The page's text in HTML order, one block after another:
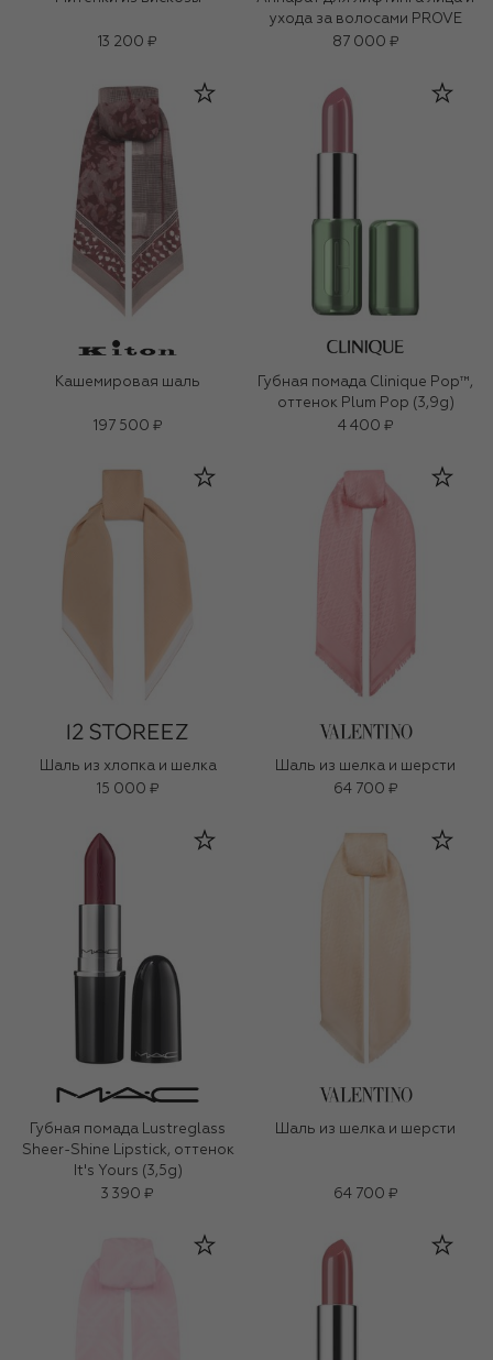
13 200 ₽
ухода за волосами PROVE
87 000 ₽
Кашемировая шаль
197 500 ₽
Губная помада Clinique Pop™,
оттенок Plum Pop (3,9g)
4 400 ₽
Шаль из хлопка и шелка
15 000 ₽
Шаль из шелка и шерсти
64 700 ₽
Губная помада Lustreglass
Sheer-Shine Lipstick, оттенок
It's Yours (3,5g)
3 390 ₽
Шаль из шелка и шерсти
64 700 ₽